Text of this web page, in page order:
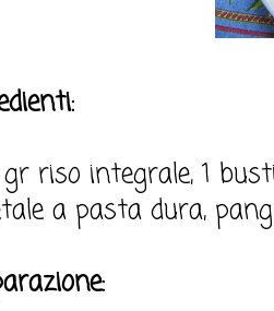
riso integrale, 1
a pasta dura,